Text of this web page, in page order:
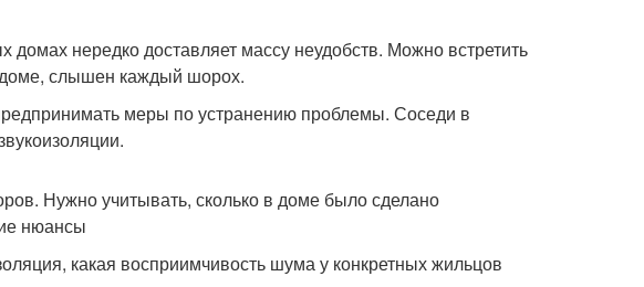
нередко доставляет массу неудобств. Можно встретить
слышен каждый шорох.
меры по устранению проблемы. Соседи в
Нужно учитывать, сколько в доме было сделано
нюансы
какая восприимчивость шума у конкретных жильцов